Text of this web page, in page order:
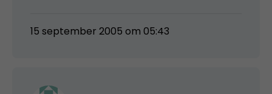
15 september 2005 om 05:43